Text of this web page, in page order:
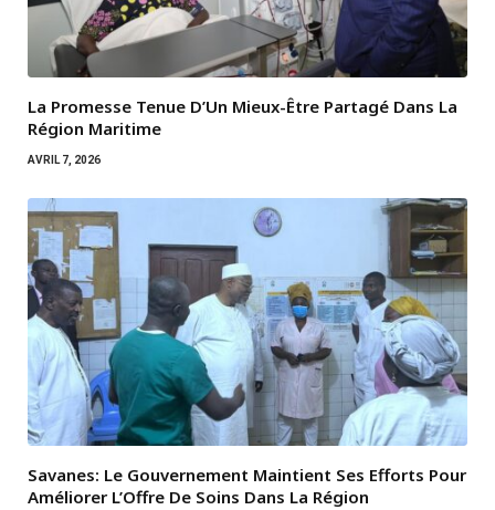
La Promesse Tenue D’Un Mieux-Être Partagé Dans La
Région Maritime
AVRIL 7, 2026
Savanes: Le Gouvernement Maintient Ses Efforts Pour
Améliorer L’Offre De Soins Dans La Région